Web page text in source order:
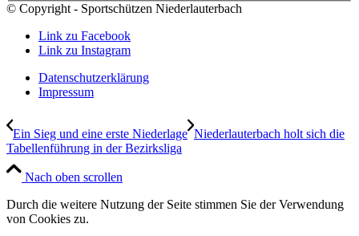
© Copyright - Sportschützen Niederlauterbach
Link zu Facebook
Link zu Instagram
Datenschutzerklärung
Impressum
Ein Sieg und eine erste Niederlage Niederlauterbach holt sich die
Tabellenführung in der Bezirksliga
Nach oben scrollen
Durch die weitere Nutzung der Seite stimmen Sie der Verwendung
von Cookies zu.